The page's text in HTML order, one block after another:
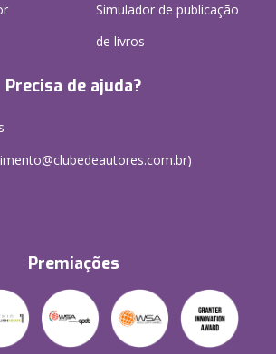
Simulador de publicação
de livros
Precisa de ajuda?
Premiações